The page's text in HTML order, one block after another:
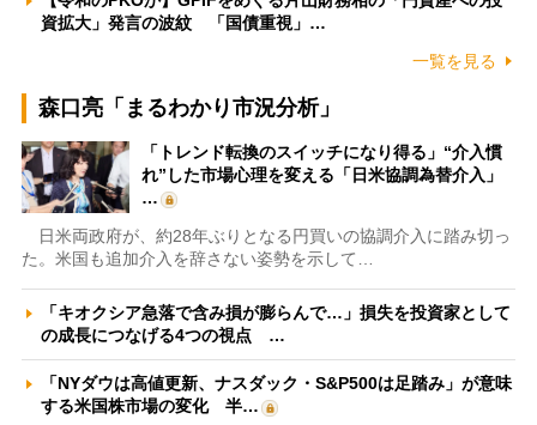
資拡大」発言の波紋 「国債重視」…
一覧を見る
森口亮「まるわかり市況分析」
「トレンド転換のスイッチになり得る」“介入慣
れ”した市場心理を変える「日米協調為替介入」
…
日米両政府が、約28年ぶりとなる円買いの協調介入に踏み切っ
た。米国も追加介入を辞さない姿勢を示して…
「キオクシア急落で含み損が膨らんで…」損失を投資家として
の成長につなげる4つの視点 …
「NYダウは高値更新、ナスダック・S&P500は足踏み」が意味
する米国株市場の変化 半…